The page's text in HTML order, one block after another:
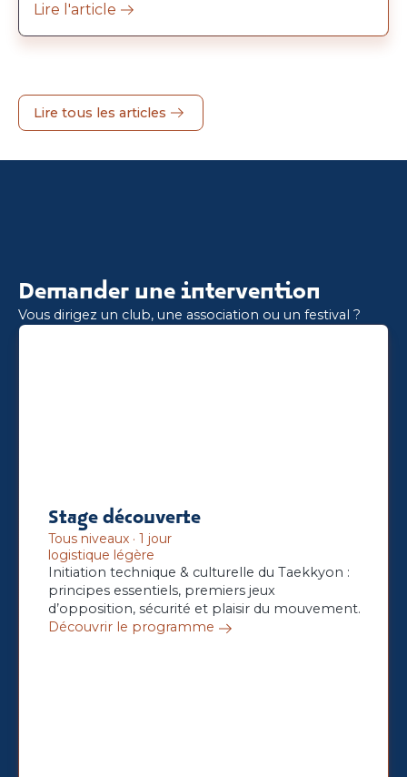
Lire l'article
Lire tous les articles
Demander une intervention
Vous dirigez un club, une association ou un festival ?
Stage découverte
Tous niveaux · 1 jour
logistique légère
Initiation technique & culturelle du Taekkyon :
principes essentiels, premiers jeux
d’opposition, sécurité et plaisir du mouvement.
Découvrir le programme